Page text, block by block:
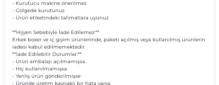
- Kurutucu makine önerilmez
- Gölgede kurutunuz
- Ürün etiketindeki talimatlara uyunuz
**Hijyen Sebebiyle İade Edilemez:**
Erkek boxer ve iç giyim ürünlerinde, paketi açılmış veya kullanılmış ürünlerin
iadesi kabul edilmemektedir.
**İade Edilebilir Durumlar:**
- Ürün ambalajı açılmamışsa
- Hiç kullanılmamışsa
- Yanlış ürün gönderilmişse
- Üründe üretim kaynaklı bir hata varsa